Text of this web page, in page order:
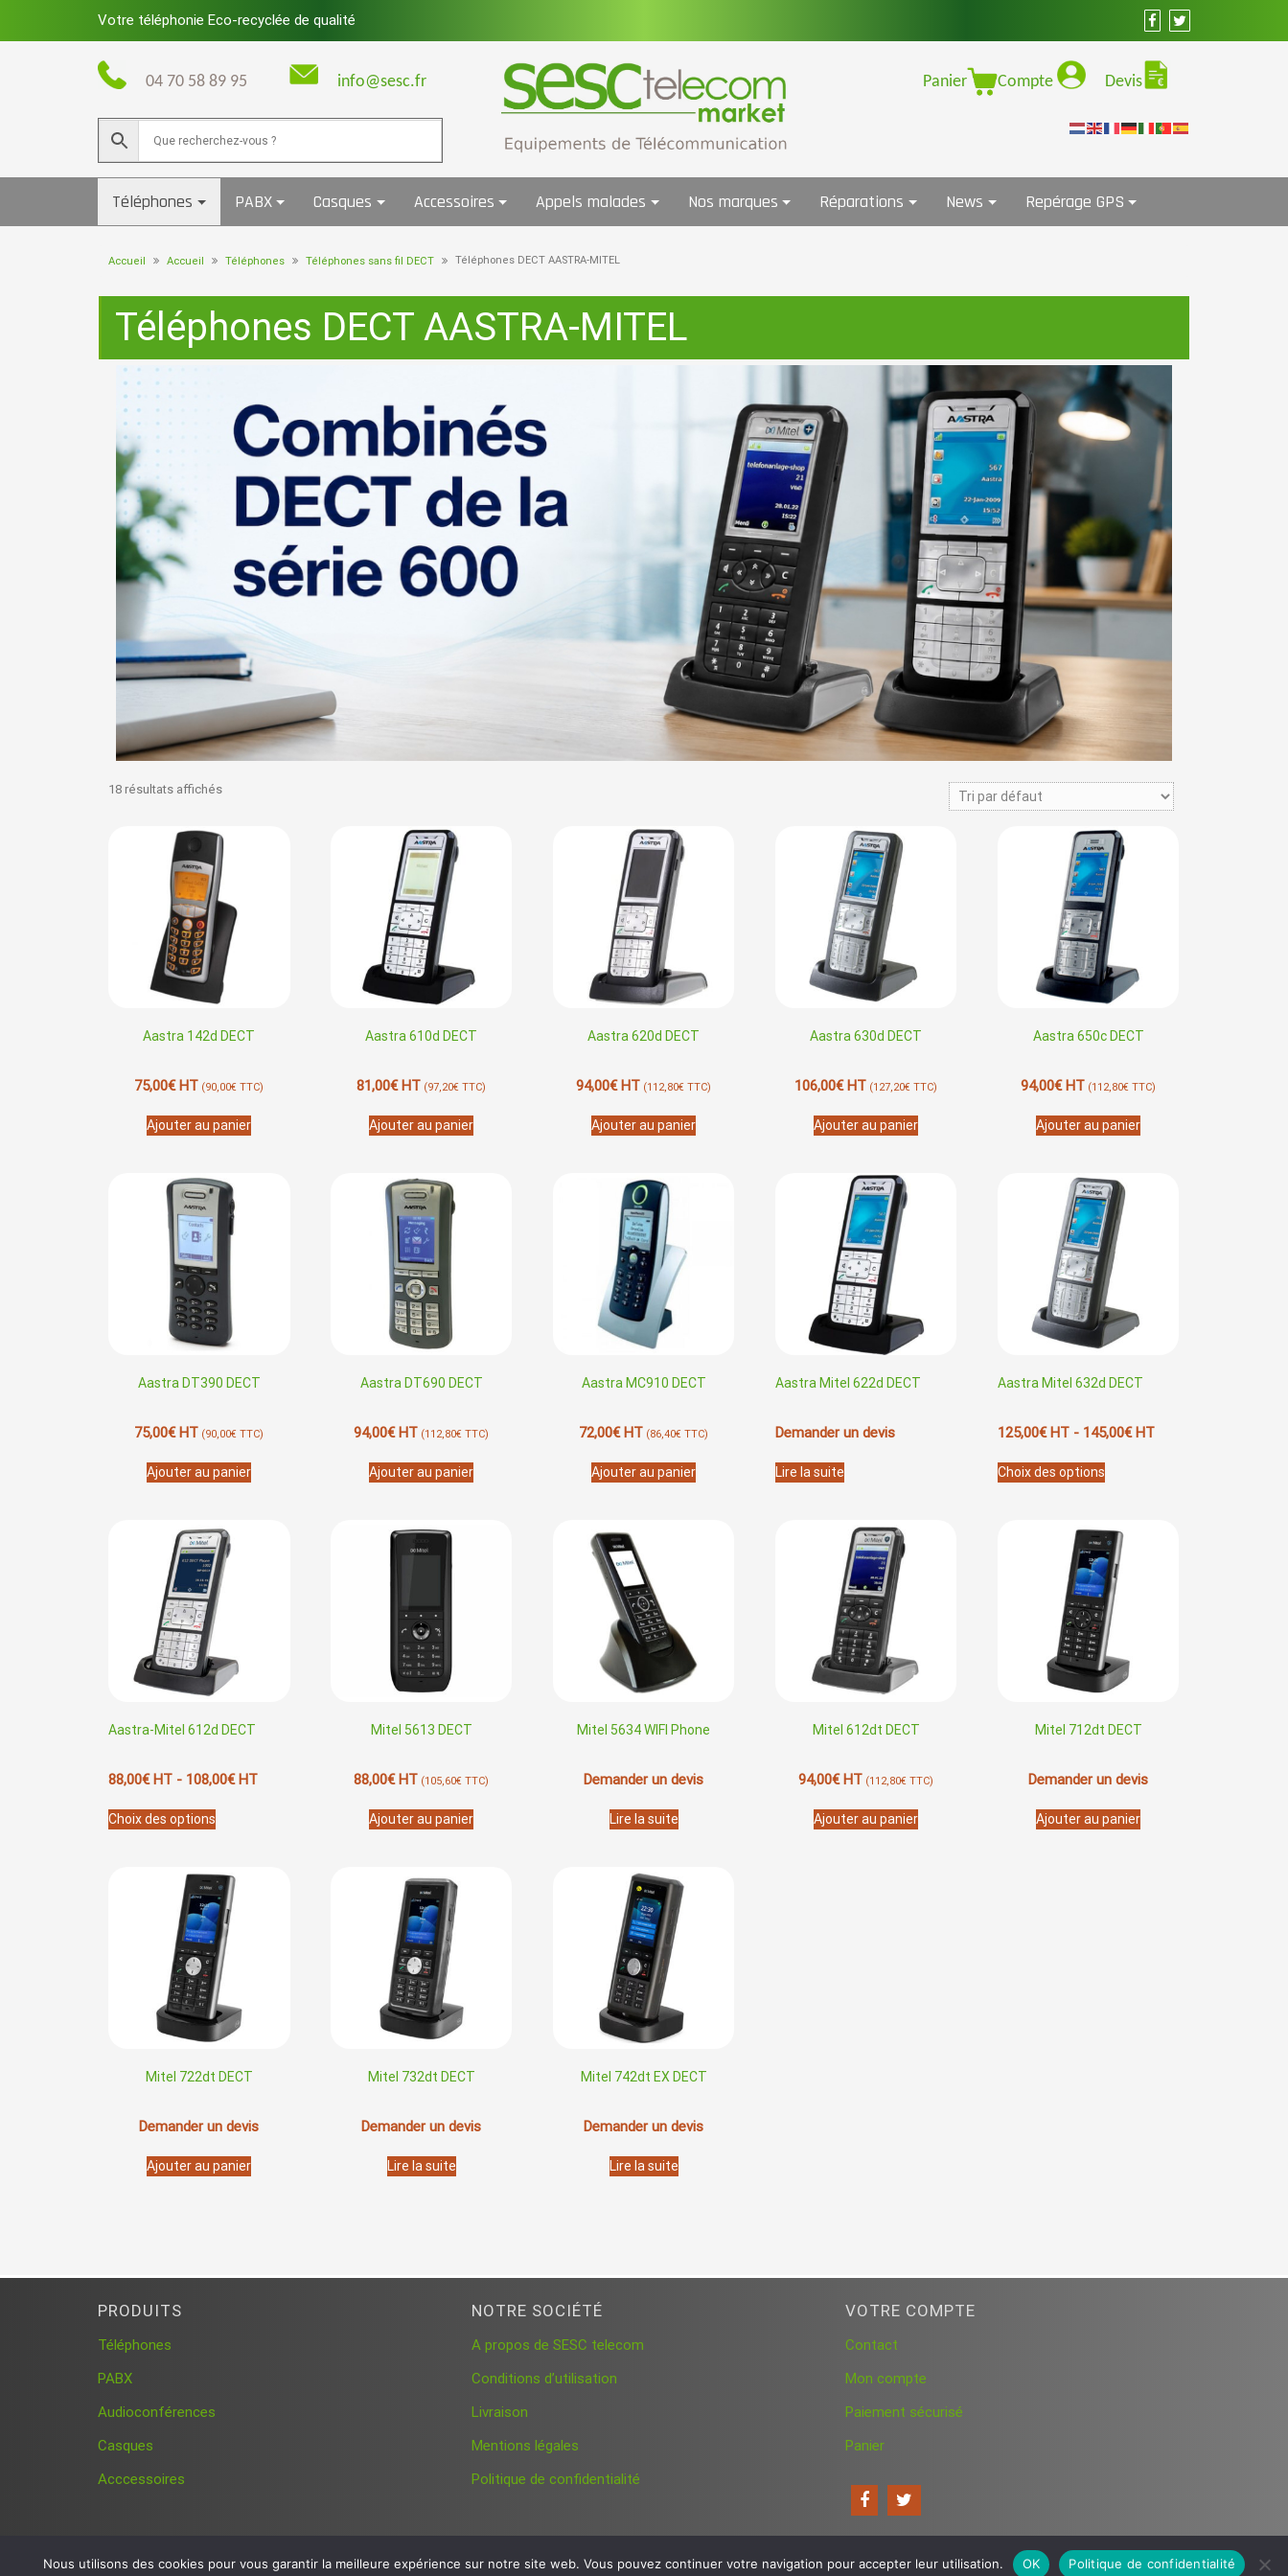
Votre téléphonie Eco-recyclée de qualité
04 70 58 89 95 info@sesc.fr Panier Compte Devis
Téléphones PABX Casques Accessoires Appels malades Nos marques Réparations News Repérage GPS
Accueil Accueil Téléphones Téléphones sans fil DECT Téléphones DECT AASTRA-MITEL
Téléphones DECT AASTRA-MITEL
18 résultats affichés
Aastra 142d DECT
75,00€HT (90,00€ TTC)
Ajouter au panier
Aastra 610d DECT
81,00€HT (97,20€ TTC)
Ajouter au panier
Aastra 620d DECT
94,00€HT (112,80€ TTC)
Ajouter au panier
Aastra 630d DECT
106,00€HT (127,20€ TTC)
Ajouter au panier
Aastra 650c DECT
94,00€HT (112,80€ TTC)
Ajouter au panier
Aastra DT390 DECT
75,00€HT (90,00€ TTC)
Ajouter au panier
Aastra DT690 DECT
94,00€HT (112,80€ TTC)
Ajouter au panier
Aastra MC910 DECT
72,00€HT (86,40€ TTC)
Ajouter au panier
Aastra Mitel 622d DECT
Demander un devis
Lire la suite
Aastra Mitel 632d DECT
125,00€HT - 145,00€HT
Choix des optionsproduit
variations.
Les
options
peuvent
être
choisies
sur
la
produit
Aastra-Mitel 612d DECT
88,00€HT - 108,00€HT
Choix des options
variations.
Les
options
peuvent
être
choisies
sur
la
page
produit
Mitel 5613 DECT
88,00€HT (105,60€ TTC)
Ajouter au panier
Mitel 5634 WIFI Phone
Demander un devis
Lire la suite
Mitel 612dt DECT
94,00€HT (112,80€ TTC)
Ajouter au panier
Mitel 712dt DECT
Demander un devis
Ajouter au panier
Mitel 722dt DECT
Demander un devis
Ajouter au panier
Mitel 732dt DECT
Demander un devis
Lire la suite
Mitel 742dt EX DECT
Demander un devis
Lire la suite
PRODUITS
Téléphones
PABX
Audioconférences
Casques
Acccessoires
NOTRE SOCIÉTÉ
A propos de SESC telecom
Conditions d’utilisation
Livraison
Mentions légales
Politique de confidentialité
VOTRE COMPTE
Contact
Mon compte
Paiement sécurisé
Panier
© 2026 SESC telecom France
Nous utilisons des cookies pour vous garantir la meilleure expérience sur notre site web. Vous pouvez continuer votre navigation pour accepter leur utilisation. OK Politique de confidentialité